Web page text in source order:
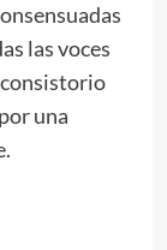
las voces
consistorio
una